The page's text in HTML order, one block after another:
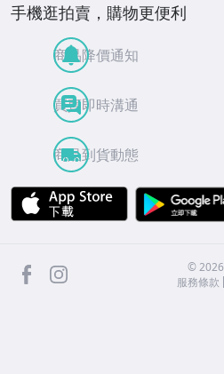
手機逛拍賣，購物更便利
商品降價通知
買賣即時溝通
商品到貨動態
APP Store
facebook ©2026
服務條款